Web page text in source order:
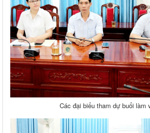
Các đại biểu tham dự buổi làm